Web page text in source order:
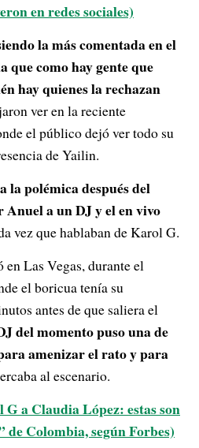
en redes sociales)
la más comentada en el
que como hay gente que
hay quienes la rechazan
ver en la reciente
el público dejó ver todo su
de Yailin.
la polémica después del
a un DJ y el en vivo
vez que hablaban de Karol G.
Las Vegas, durante el
el boricua tenía su
antes de que saliera el
del momento puso una de
amenizar el rato y para
al escenario.
a Claudia López: estas son
de Colombia, según Forbes)